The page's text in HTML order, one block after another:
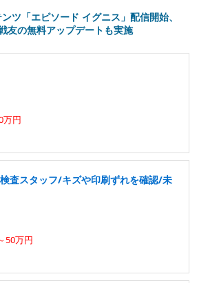
ンツ「エピソード イグニス」配信開始、
友の無料アップデートも実施
万円
査スタッフ/キズや印刷ずれを確認/未
50万円